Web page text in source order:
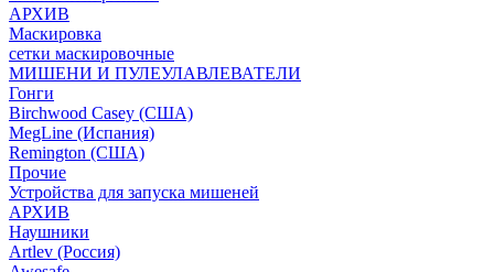
АРХИВ
Маскировка
сетки маскировочные
МИШЕНИ И ПУЛЕУЛАВЛЕВАТЕЛИ
Гонги
Birchwood Casey (США)
MegLine (Испания)
Remington (США)
Прочие
Устройства для запуска мишеней
АРХИВ
Наушники
Artlev (Россия)